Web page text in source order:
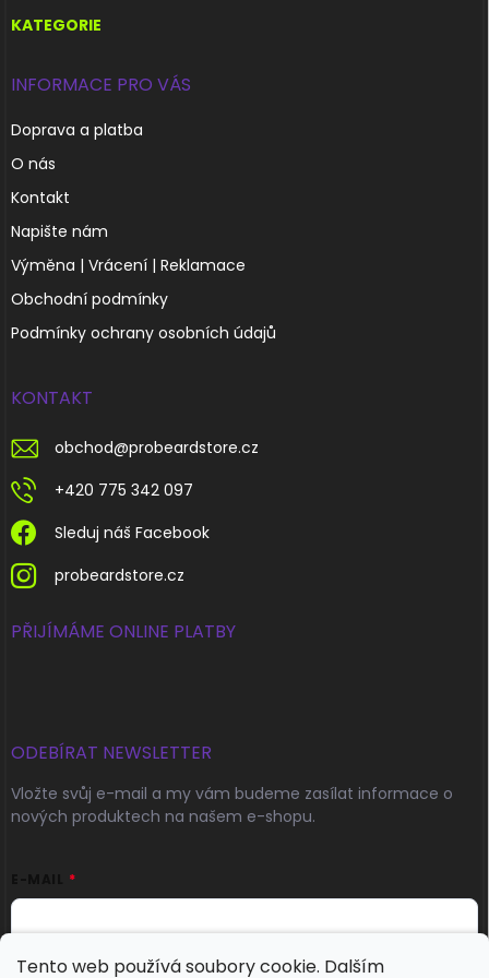
Tento web používá soubory cookie. Dalším
KATEGORIE
INFORMACE PRO VÁS
Doprava a platba
O nás
Kontakt
Napište nám
Výměna | Vrácení | Reklamace
Obchodní podmínky
Podmínky ochrany osobních údajů
KONTAKT
obchod@probeardstore.cz
+420 775 342 097
Sleduj náš Facebook
probeardstore.cz
PŘIJÍMÁME ONLINE PLATBY
ODEBÍRAT NEWSLETTER
Vložte svůj e-mail a my vám budeme zasílat informace o
nových produktech na našem e-shopu.